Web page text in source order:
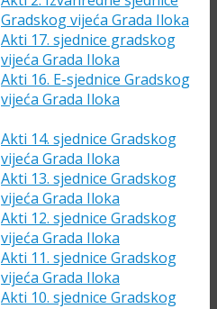
Gradskog vijeća Grada Iloka
Akti 17. sjednice gradskog
vijeća Grada Iloka
Akti 16. E-sjednice Gradskog
vijeća Grada Iloka
Akti 14. sjednice Gradskog
vijeća Grada Iloka
Akti 13. sjednice Gradskog
vijeća Grada Iloka
Akti 12. sjednice Gradskog
vijeća Grada Iloka
Akti 11. sjednice Gradskog
vijeća Grada Iloka
Akti 10. sjednice Gradskog